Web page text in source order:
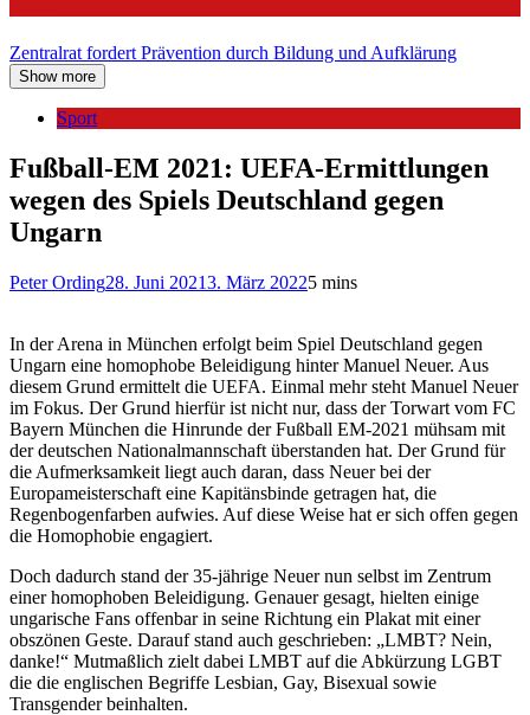
Zentralrat fordert Prävention durch Bildung und Aufklärung
Show more
Sport
Fußball-EM 2021: UEFA-Ermittlungen
wegen des Spiels Deutschland gegen
Ungarn
Peter Ording28. Juni 20213. März 20225 mins
In der Arena in München erfolgt beim Spiel Deutschland gegen
Ungarn eine homophobe Beleidigung hinter Manuel Neuer. Aus
diesem Grund ermittelt die UEFA. Einmal mehr steht Manuel Neuer
im Fokus. Der Grund hierfür ist nicht nur, dass der Torwart vom FC
Bayern München die Hinrunde der Fußball EM-2021 mühsam mit
der deutschen Nationalmannschaft überstanden hat. Der Grund für
die Aufmerksamkeit liegt auch daran, dass Neuer bei der
Europameisterschaft eine Kapitänsbinde getragen hat, die
Regenbogenfarben aufwies. Auf diese Weise hat er sich offen gegen
die Homophobie engagiert.
Doch dadurch stand der 35-jährige Neuer nun selbst im Zentrum
einer homophoben Beleidigung. Genauer gesagt, hielten einige
ungarische Fans offenbar in seine Richtung ein Plakat mit einer
obszönen Geste. Darauf stand auch geschrieben: „LMBT? Nein,
danke!“ Mutmaßlich zielt dabei LMBT auf die Abkürzung LGBT
die die englischen Begriffe Lesbian, Gay, Bisexual sowie
Transgender beinhalten.